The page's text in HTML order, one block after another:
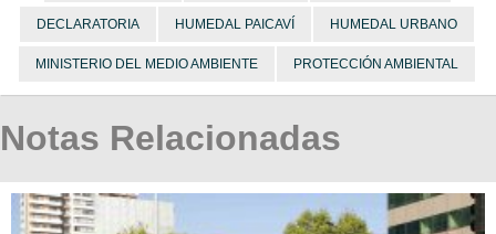
DECLARATORIA HUMEDAL PAICAVÍ HUMEDAL URBANO
MINISTERIO DEL MEDIO AMBIENTE PROTECCIÓN AMBIENTAL
Notas Relacionadas